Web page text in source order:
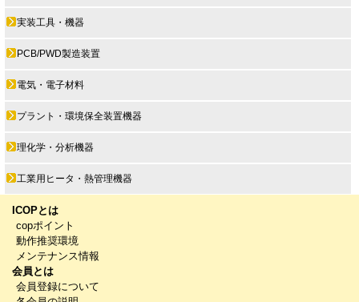
実装工具・機器
PCB/PWD製造装置
電気・電子材料
プラント・環境保全装置機器
理化学・分析機器
工業用ヒータ・熱管理機器
ICOPとは
copポイント
動作推奨環境
メンテナンス情報
会員とは
会員登録について